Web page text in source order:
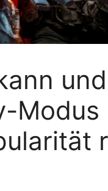
Modus